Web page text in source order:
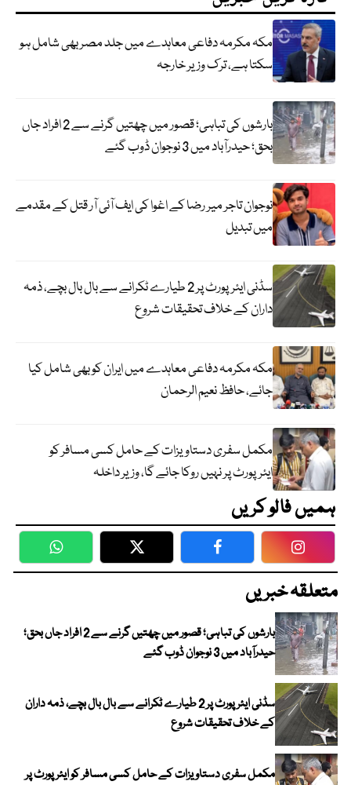
مکہ مکرمہ دفاعی معاہدے میں جلد مصر بھی شامل ہو
سکتا ہے، ترک وزیر خارجہ
بارشوں کی تباہی؛ قصور میں چھتیں گرنے سے 2 افراد جاں
بحق؛ حیدرآباد میں 3 نوجوان ڈوب گئے
نوجوان تاجر میر رضا کے اغوا کی ایف آئی آر قتل کے مقدمے
میں تبدیل
سڈنی ایئرپورٹ پر 2 طیارے ٹکرانے سے بال بال بچے، ذمہ
داران کے خلاف تحقیقات شروع
مکہ مکرمہ دفاعی معاہدے میں ایران کو بھی شامل کیا
جائے، حافظ نعیم الرحمان
مکمل سفری دستاویزات کے حامل کسی مسافر کو
ایئرپورٹ پر نہیں روکا جائے گا، وزیر داخلہ
ہمیں فالو کریں
WhatsApp Twitter Facebook
متعلقہ خبریں
بارشوں کی تباہی؛ قصور میں چھتیں گرنے سے 2 افراد جاں بحق؛
حیدرآباد میں 3 نوجوان ڈوب گئے
سڈنی ایئرپورٹ پر 2 طیارے ٹکرانے سے بال بال بچے، ذمہ داران
کے خلاف تحقیقات شروع
مکمل سفری دستاویزات کے حامل کسی مسافر کو ایئرپورٹ پر